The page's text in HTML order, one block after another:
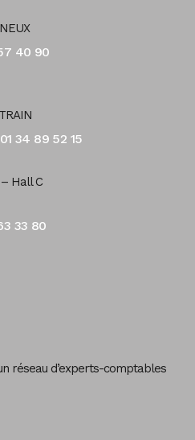
40 90
01 34 89 52 15
Hall C
33 80
réseau d’experts-comptables